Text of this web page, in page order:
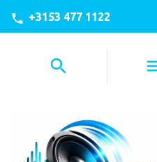
+3153 477 1122